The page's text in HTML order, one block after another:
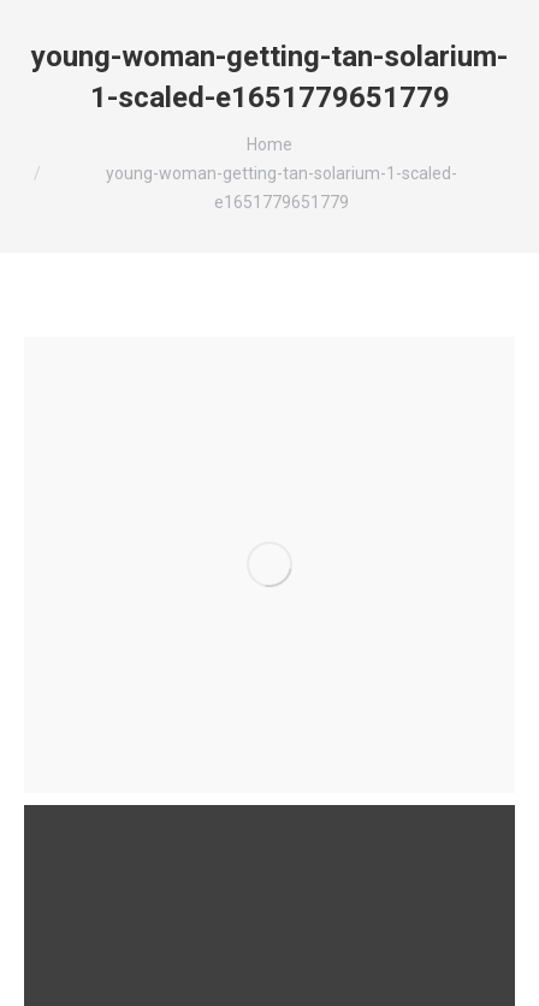
young-woman-getting-tan-solarium-
1-scaled-e1651779651779
Home
young-woman-getting-tan-solarium-1-scaled-
e1651779651779